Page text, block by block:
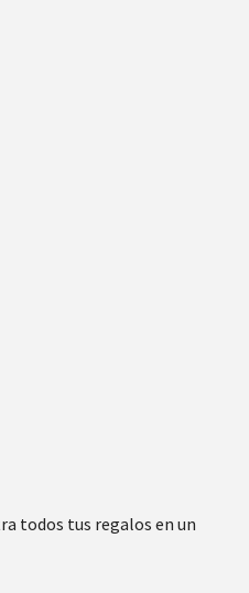
todos tus regalos en un